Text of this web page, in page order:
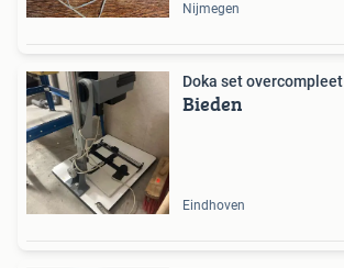
Nijmegen
Doka set overcompleet
Bieden
Eindhoven